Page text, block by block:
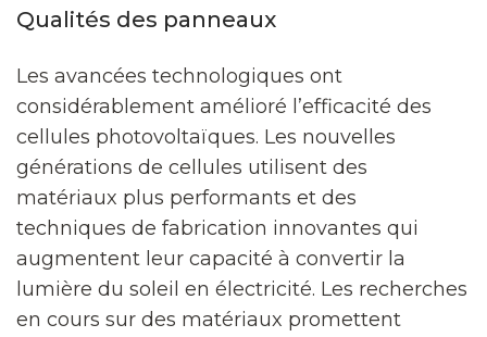
Qualités des panneaux
Les avancées technologiques ont
considérablement amélioré l’efficacité des
cellules photovoltaïques. Les nouvelles
générations de cellules utilisent des
matériaux plus performants et des
techniques de fabrication innovantes qui
augmentent leur capacité à convertir la
lumière du soleil en électricité. Les recherches
en cours sur des matériaux promettent